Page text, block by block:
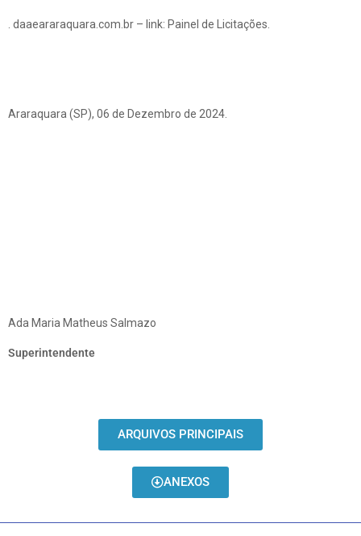
. daaeararaquara.com.br – link: Painel de Licitações.
Araraquara (SP), 06 de Dezembro de 2024.
Ada Maria Matheus Salmazo
Superintendente
ARQUIVOS PRINCIPAIS
ANEXOS